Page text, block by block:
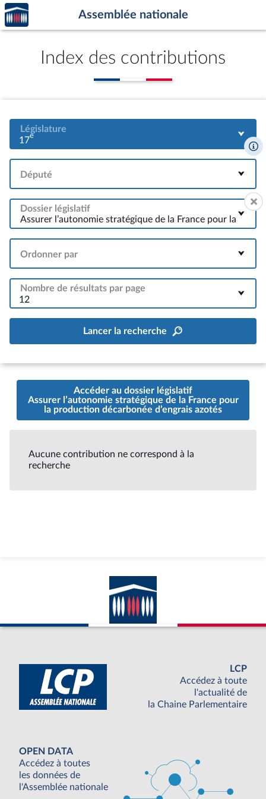
Aller au contenu
Aller en bas de la page
Accèder
à la
page
Assemblée nationale
Index des contributions
Législature
17e
Député
Dossier législatif
Ordonner par
Nombre de résultats par page
12
Lancer la recherche
Accéder au dossier législatif
Assurer l’autonomie stratégique de la France pour
la production décarbonée d’engrais azotés
Aucune contribution ne correspond à la
recherche
LCP
Accédez à toute
l'actualité de
la Chaine Parlementaire
OPEN DATA
Accédez à toutes
les données de
l'Assemblée nationale